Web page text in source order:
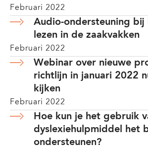
Februari 2022
Audio-ondersteuning
lezen in de zaakvakken
Februari 2022
Webinar over nieuwe
richtlijn in januari 2022
kijken
Februari 2022
Hoe kun je het gebruik
dyslexiehulpmiddel het
ondersteunen?